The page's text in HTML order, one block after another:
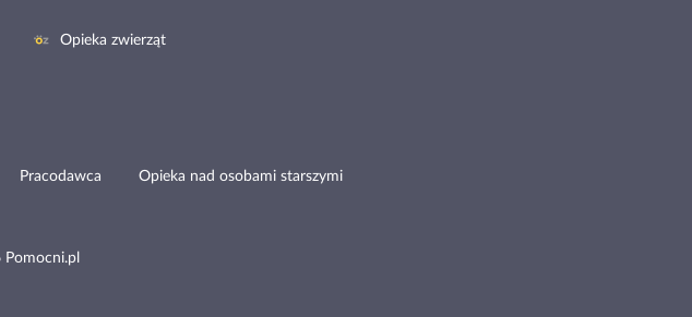
Opieka zwierząt
Pracodawca Opieka nad osobami starszymi